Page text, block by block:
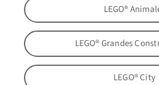
LEGO®
LEGO® Grandes
LEGO® City